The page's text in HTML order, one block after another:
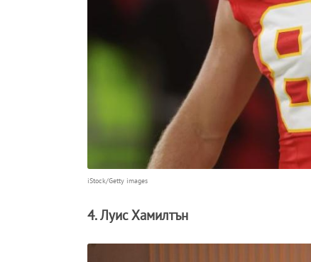
iStock/Getty images
4. Луис Хамилтън